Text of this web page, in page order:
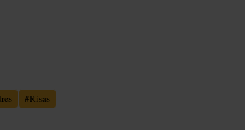
#Risas